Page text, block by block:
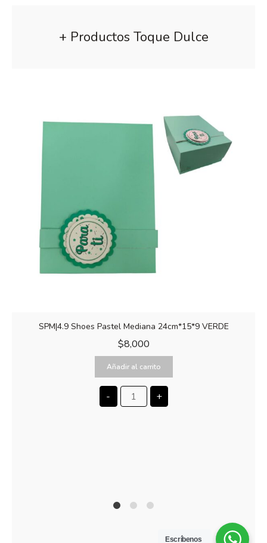
+ Productos Toque Dulce
SPM|4.9 Shoes Pastel Mediana 24cm*15*9 VERDE
$8,000
Añadir al carrito
- +
Escríbenos